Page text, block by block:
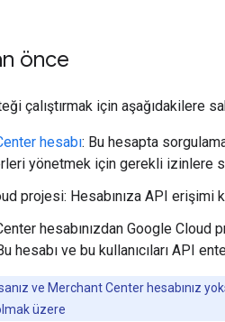
önce
çalıştırmak için aşağıdakilere
hesabı: Bu hesapta
yönetmek için gerekli izinlere
projesi: Hesabınıza API erişimi
hesabınızdan Google Cloud
hesabı ve bu kullanıcıları API
ve Merchant Center hesabınız
üzere